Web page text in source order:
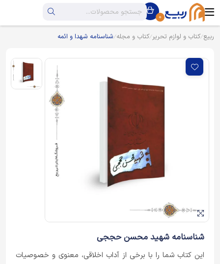
0
ربیع کتاب و لوازم تحریر کتاب و مجله شناسنامه شهدا و ائمه
شناسنامه شهید محسن حججی
این کتاب شما را با برخی از آداب اخلاقی، معنوی و خصوصیات